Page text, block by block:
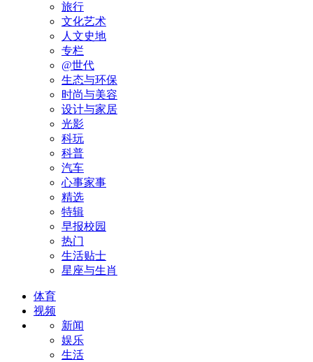
旅行
文化艺术
人文史地
专栏
@世代
生态与环保
时尚与美容
设计与家居
光影
科玩
科普
汽车
心事家事
精选
特辑
早报校园
热门
生活贴士
星座与生肖
体育
视频
新闻
娱乐
生活